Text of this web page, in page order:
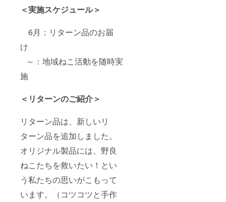
＜実施スケジュール＞
6月：リターン品のお届
け
～：地域ねこ活動を随時実
施
＜リターンのご紹介＞
リターン品は、新しいリ
ターン品を追加しました。
オリジナル製品には、野良
ねこたちを救いたい！とい
う私たちの思いがこもって
います。（コツコツと手作